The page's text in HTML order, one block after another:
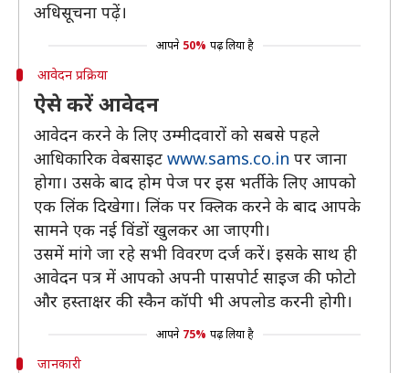
अधिसूचना पढ़ें।
आपने 50% पढ़ लिया है
आवेदन प्रक्रिया
ऐसे करें आवेदन
आवेदन करने के लिए उम्मीदवारों को सबसे पहले
आधिकारिक वेबसाइट www.sams.co.in पर जाना
होगा। उसके बाद होम पेज पर इस भर्ती के लिए आपको
एक लिंक दिखेगा। लिंक पर क्लिक करने के बाद आपके
सामने एक नई विंडों खुलकर आ जाएगी।
उसमें मांगे जा रहे सभी विवरण दर्ज करें। इसके साथ ही
आवेदन पत्र में आपको अपनी पासपोर्ट साइज की फोटो
और हस्ताक्षर की स्कैन कॉपी भी अपलोड करनी होगी।
आपने 75% पढ़ लिया है
जानकारी